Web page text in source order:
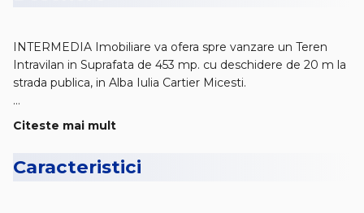
INTERMEDIA Imobiliare va ofera spre vanzare un Teren
Intravilan in Suprafata de 453 mp. cu deschidere de 20 m la
strada publica, in Alba Iulia Cartier Micesti.
Terenul are PUZ aprobat construire Case individuale si
apa si asfaltarea strazii sunt prinse in proiectul de finantare
Citeste mai mult
Caracteristici